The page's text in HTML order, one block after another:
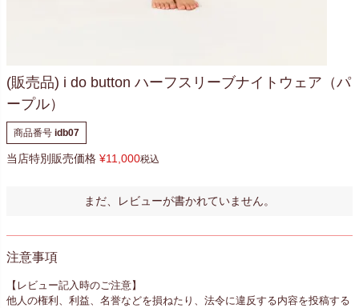
(販売品) i do button ハーフスリーブナイトウェア（パ
ープル）
商品番号 idb07
当店特別販売価格 ¥11,000税込
まだ、レビューが書かれていません。
注意事項
【レビュー記入時のご注意】
他人の権利、利益、名誉などを損ねたり、法令に違反する内容を投稿する